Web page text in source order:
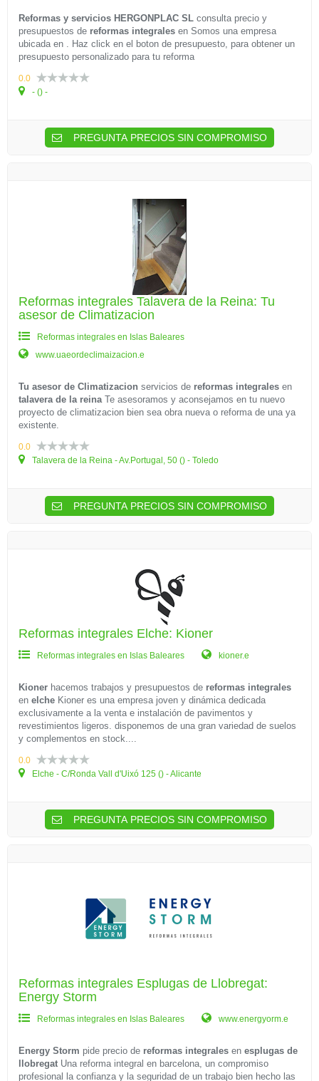
Reformas y servicios HERGONPLAC SL consulta precio y
presupuestos de reformas integrales en Somos una empresa
ubicada en . Haz click en el boton de presupuesto, para obtener un
presupuesto personalizado para tu reforma
0.0
- () -
PREGUNTA PRECIOS SIN COMPROMISO
Reformas integrales Talavera de la Reina: Tu
asesor de Climatizacion
Reformas integrales en Islas Baleares
www.uaeordeclimaizacion.e
Tu asesor de Climatizacion servicios de reformas integrales en
talavera de la reinaTe asesoramos y aconsejamos en tu nuevo
proyecto de climatizacion bien sea obra nueva o reforma de una ya
existente.
0.0
Talavera de la Reina - Av.Portugal, 50 () - Toledo
PREGUNTA PRECIOS SIN COMPROMISO
Reformas integrales Elche: Kioner
Reformas integrales en Islas Baleares kioner.e
Kioner hacemos trabajos y presupuestos de reformas integrales
en elche Kioner es una empresa joven y dinámica dedicada
exclusivamente a la venta e instalación de pavimentos y
revestimientos ligeros. disponemos de una gran variedad de suelos
y complementos en stock....
0.0
Elche - C/Ronda Vall d'Uixó 125 () - Alicante
PREGUNTA PRECIOS SIN COMPROMISO
Reformas integrales Esplugas de Llobregat:
Energy Storm
Reformas integrales en Islas Baleares www.energyorm.e
Energy Storm pide precio de reformas integrales en esplugas de
llobregat Una reforma integral en barcelona, un compromiso
profesional la confianza y la seguridad de un trabajo bien hecho las